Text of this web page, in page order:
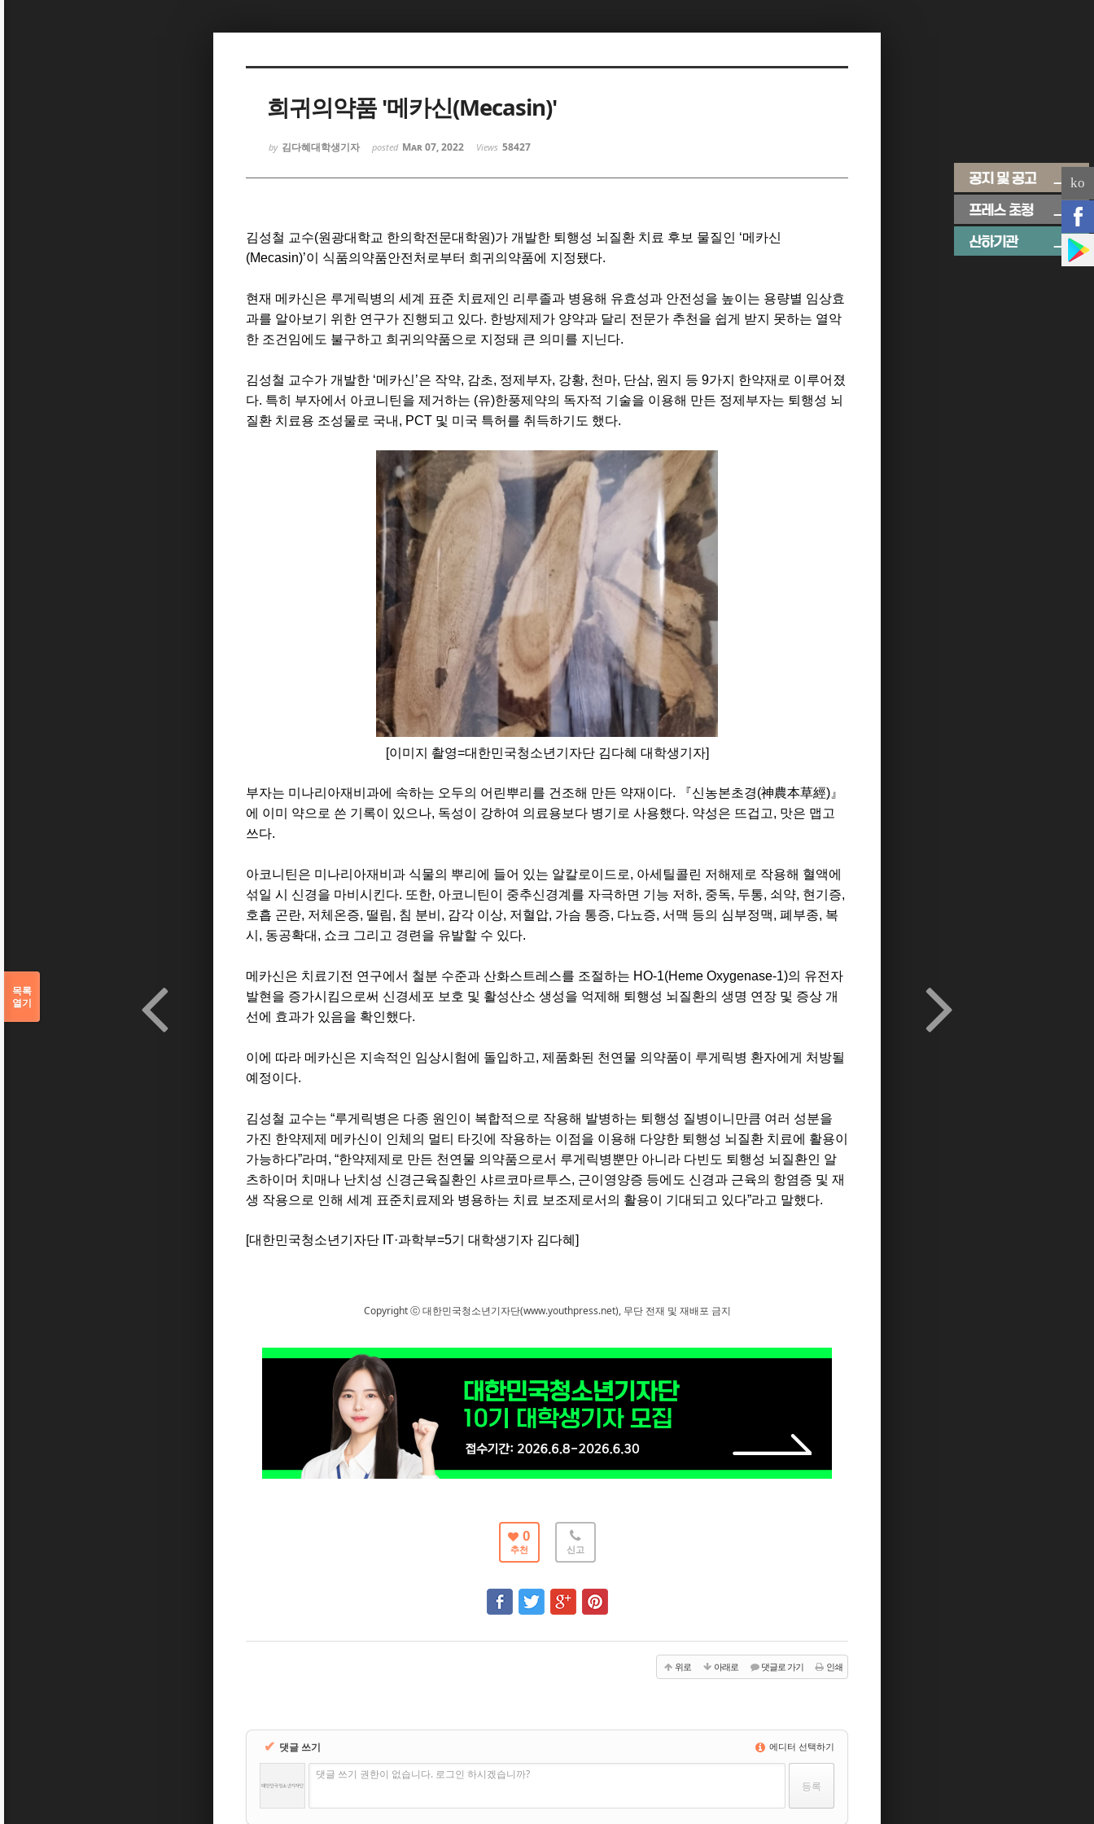
희귀의약품 '메카신(Mecasin)'
by 김다혜대학생기자 posted Mar 07, 2022 Views 58427
김성철 교수(원광대학교 한의학전문대학원)가 개발한 퇴행성 뇌질환 치료 후보 물질인 ‘메카신
(Mecasin)’이 식품의약품안전처로부터 희귀의약품에 지정됐다.
현재 메카신은 루게릭병의 세계 표준 치료제인 리루졸과 병용해 유효성과 안전성을 높이는 용량별 임상효
과를 알아보기 위한 연구가 진행되고 있다. 한방제제가 양약과 달리 전문가 추천을 쉽게 받지 못하는 열악
한 조건임에도 불구하고 희귀의약품으로 지정돼 큰 의미를 지닌다.
김성철 교수가 개발한 ‘메카신’은 작약, 감초, 정제부자, 강황, 천마, 단삼, 원지 등 9가지 한약재로 이루어졌
다. 특히 부자에서 아코니틴을 제거하는 (유)한풍제약의 독자적 기술을 이용해 만든 정제부자는 퇴행성 뇌
질환 치료용 조성물로 국내 , PCT 및 미국 특허를 취득하기도 했다.
[이미지 촬영=대한민국청소년기자단 김다혜 대학생기자]
부자는 미나리아재비과에 속하는 오두의 어린뿌리를 건조해 만든 약재이다. 『신농본초경(神農本草經) 』
에 이미 약으로 쓴 기록이 있으나, 독성이 강하여 의료용보다 병기로 사용했다. 약성은 뜨겁고, 맛은 맵고
쓰다.
아코니틴은 미나리아재비과 식물의 뿌리에 들어 있는 알칼로이드로, 아세틸콜린 저해제로 작용해 혈액에
섞일 시 신경을 마비시킨다. 또한, 아코니틴이 중추신경계를 자극하면 기능 저하, 중독, 두통, 쇠약, 현기증,
호흡 곤란, 저체온증, 떨림, 침 분비 , 감각 이상, 저혈압, 가슴 통증, 다뇨증, 서맥 등의 심부정맥, 폐부종, 복
시 , 동공확대 , 쇼크 그리고 경련을 유발할 수 있다.
메카신은 치료기전 연구에서 철분 수준과 산화스트레스를 조절하는 HO-1(Heme Oxygenase-1)의 유전자
발현을 증가시킴으로써 신경세포 보호 및 활성산소 생성을 억제해 퇴행성 뇌질환의 생명 연장 및 증상 개
선에 효과가 있음을 확인했다.
이에 따라 메카신은 지속적인 임상시험에 돌입하고, 제품화된 천연물 의약품이 루게릭병 환자에게 처방될
예정이다.
김성철 교수는 “루게릭병은 다종 원인이 복합적으로 작용해 발병하는 퇴행성 질병이니만큼 여러 성분을
가진 한약제제 메카신이 인체의 멀티 타깃에 작용하는 이점을 이용해 다양한 퇴행성 뇌질환 치료에 활용이
가능하다”라며, “한약제제로 만든 천연물 의약품으로서 루게릭병뿐만 아니라 다빈도 퇴행성 뇌질환인 알
츠하이머 치매나 난치성 신경근육질환인 샤르코마르투스, 근이영양증 등에도 신경과 근육의 항염증 및 재
생 작용으로 인해 세계 표준치료제와 병용하는 치료 보조제로서의 활용이 기대되고 있다”라고 말했다.
[대한민국청소년기자단 IT·과학부=5기 대학생기자 김다혜]
Copyright ⓒ 대한민국청소년기자단(www.youthpress.net), 무단 전재 및 재배포 금지
0
추천 신고
위로 아래로 댓글로 가기 인쇄
✔ 댓글 쓰기 에디터 선택하기
댓글 쓰기 권한이 없습니다. 로그인 하시겠습니까?
목록
열기
ko
Sketchbook5, 스케치북5
Sketchbook5, 스케치북5